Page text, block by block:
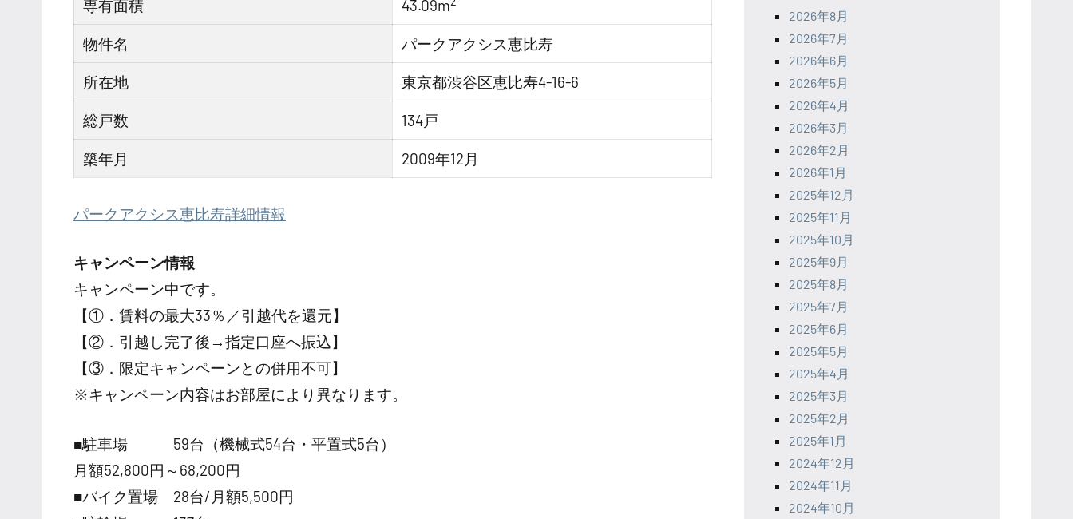
専有面積 43.09m
物件名 パークアクシス恵比寿
所在地 東京都渋谷区恵比寿4-16-6
総戸数 134戸
築年月 2009年12月
パークアクシス恵比寿詳細情報
キャンペーン情報
キャンペーン中です。
【①．賃料の最大33％／引越代を還元】
【②．引越し完了後→指定口座へ振込】
【③．限定キャンペーンとの併用不可】
※キャンペーン内容はお部屋により異なります。
■駐車場 59台（機械式54台・平置式5台）
月額52,800円～68,200円
■バイク置場 28台/月額5,500円
2026年8月
2026年7月
2026年6月
2026年5月
2026年4月
2026年3月
2026年2月
2026年1月
2025年12月
2025年11月
2025年10月
2025年9月
2025年8月
2025年7月
2025年6月
2025年5月
2025年4月
2025年3月
2025年2月
2025年1月
2024年12月
2024年11月
2024年10月